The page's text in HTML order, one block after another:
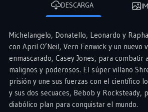
DESCARGA
Michelangelo, Donatello, Leonardo y
con April O’Neil, Vern Fenwick y un nuevo
enmascarado, Casey Jones, para combatir
malignos y poderosos. El súper villano
prisión y une sus fuerzas con el científico
y sus dos secuaces, Bebob y Rocksteady,
diabólico plan para conquistar el mundo.